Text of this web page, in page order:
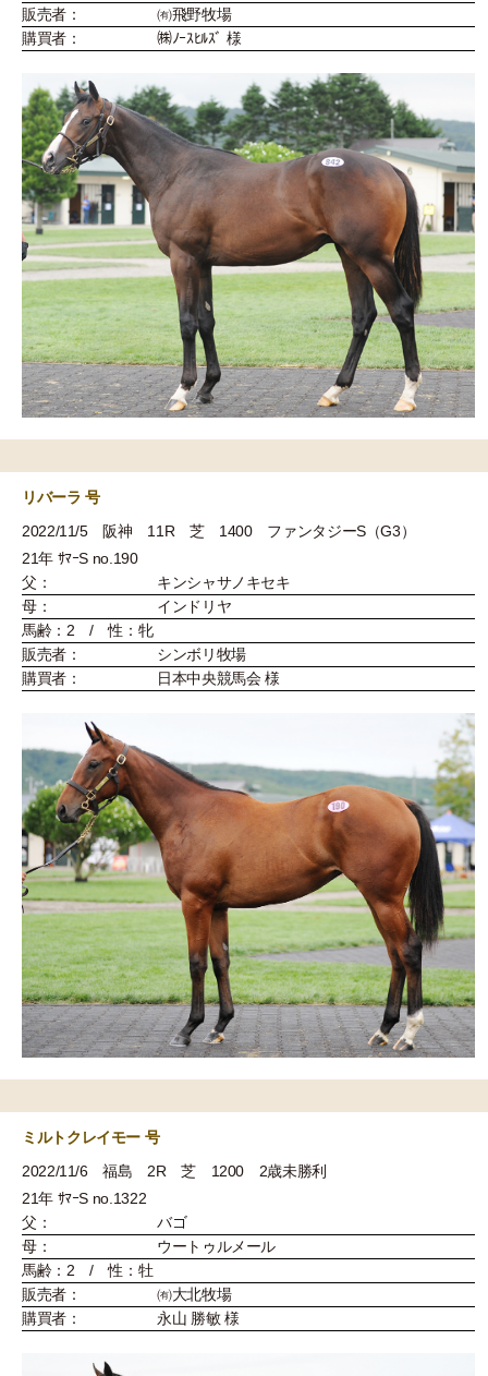
販売者：
㈲飛野牧場
購買者：
㈱ﾉｰｽﾋﾙｽﾞ 様
リバーラ 号
2022/11/5 阪神 11R 芝 1400 ファンタジーS（G3）
21年 ｻﾏｰS no.190
父：
キンシャサノキセキ
母：
インドリヤ
馬齢：2 / 性：牝
販売者：
シンボリ牧場
購買者：
日本中央競馬会 様
ミルトクレイモー 号
2022/11/6 福島 2R 芝 1200 2歳未勝利
21年 ｻﾏｰS no.1322
父：
バゴ
母：
ウートゥルメール
馬齢：2 / 性：牡
販売者：
㈲大北牧場
購買者：
永山 勝敏 様